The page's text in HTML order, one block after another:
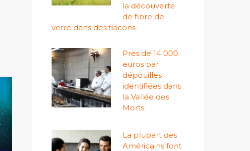
la découverte
de fibre de
verre dans des flacons
Près de 14 000
euros par
dépouilles
identifiées dans
la Vallée des
Morts
La plupart des
Américains font